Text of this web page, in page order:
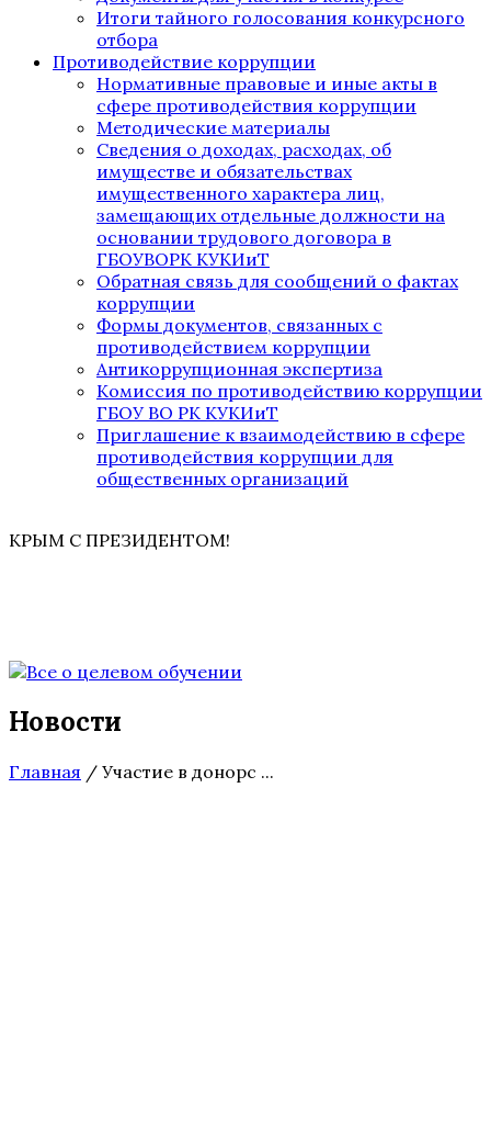
Итоги тайного голосования конкурсного
отбора
Противодействие коррупции
Нормативные правовые и иные акты в
сфере противодействия коррупции
Методические материалы
Сведения о доходах, расходах, об
имуществе и обязательствах
имущественного характера лиц,
замещающих отдельные должности на
основании трудового договора в
ГБОУВОРК КУКИиТ
Обратная связь для сообщений о фактах
коррупции
Формы документов, связанных с
противодействием коррупции
Антикоррупционная экспертиза
Комиссия по противодействию коррупции
ГБОУ ВО РК КУКИиТ
Приглашение к взаимодействию в сфере
противодействия коррупции для
общественных организаций
КРЫМ С ПРЕЗИДЕНТОМ!
Новости
Главная / Участие в донорс ...